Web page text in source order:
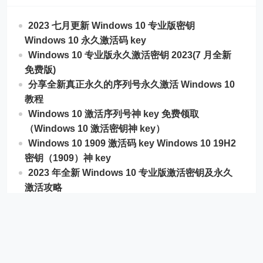
2023 七月更新 Windows 10 专业版密钥
Windows 10 永久激活码 key
Windows 10 专业版永久激活密钥 2023(7 月全新
免费版)
分享全新真正永久的序列号永久激活 Windows 10
教程
Windows 10 激活序列号神 key 免费领取
（Windows 10 激活密钥神 key）
Windows 10 1909 激活码 key Windows 10 19H2
密钥（1909）神 key
2023 年全新 Windows 10 专业版激活密钥及永久
激活攻略